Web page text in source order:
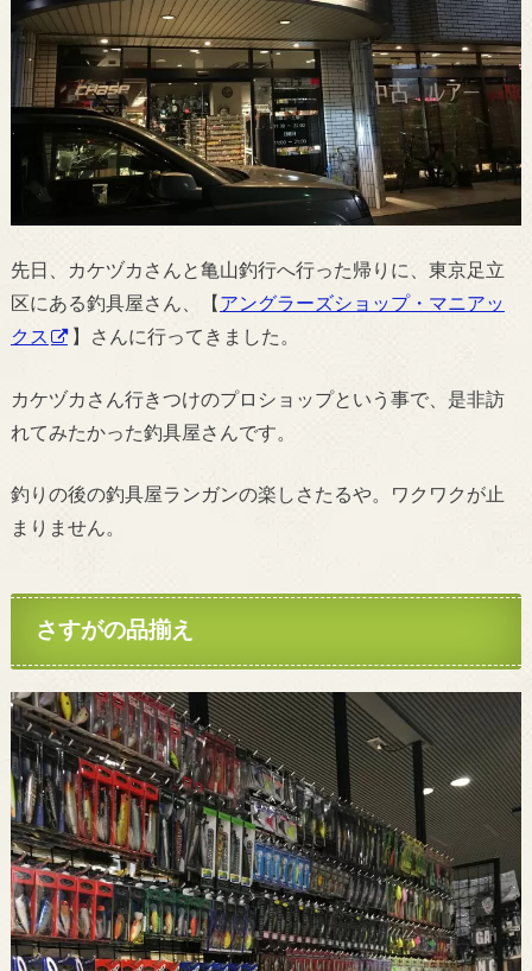
先日、カケヅカさんと亀山釣行へ行った帰りに、東京足立
区にある釣具屋さん、【 アングラーズショップ・マニアッ
クス
】さんに行ってきました。
カケヅカさん行きつけのプロショップという事で、是非訪
れてみたかった釣具屋さんです。
釣りの後の釣具屋ランガンの楽しさたるや。ワクワクが止
まりません。
さすがの品揃え